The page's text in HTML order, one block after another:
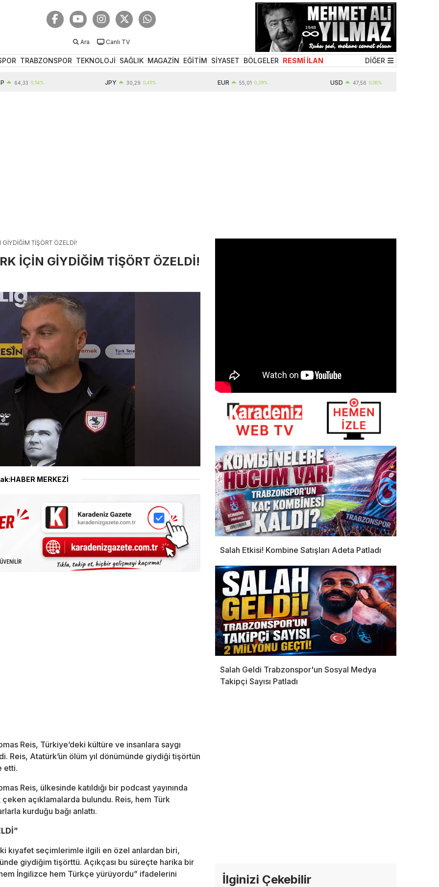
Ara Canlı TV
TRABZONSPOR TEKNOLOJİ SAĞLIK MAGAZİN EĞİTİM SİYASET BÖLGELER RESMİ İLAN DİĞER
0,54% 30,29 0,45% 55,01 0,29% 47,56 0,08%
GİYDİĞİM TİŞÖRT ÖZELDİ!
İÇİN GİYDİĞİM TİŞÖRT ÖZELDİ!
MERKEZİ
Reis, Türkiye’deki kültüre ve insanlara saygı
Reis, Atatürk’ün ölüm yıl dönümünde giydiği tişörtün
etti.
Reis, ülkesinde katıldığı bir podcast yayınında
açıklamalarda bulundu. Reis, hem Türk
kurduğu bağı anlattı.
kıyafet seçimlerimle ilgili en özel anlardan biri,
giydiğim tişörttü. Açıkçası bu süreçte harika bir
İngilizce hem Türkçe yürüyordu” ifadelerini
Salah Etkisi! Kombine Satışları Adeta Patladı
Salah Geldi Trabzonspor'un Sosyal Medya
Takipçi Sayısı Patladı
İlginizi Çekebilir